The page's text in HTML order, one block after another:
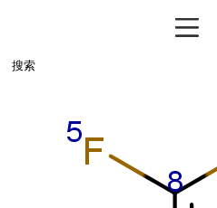
搜索